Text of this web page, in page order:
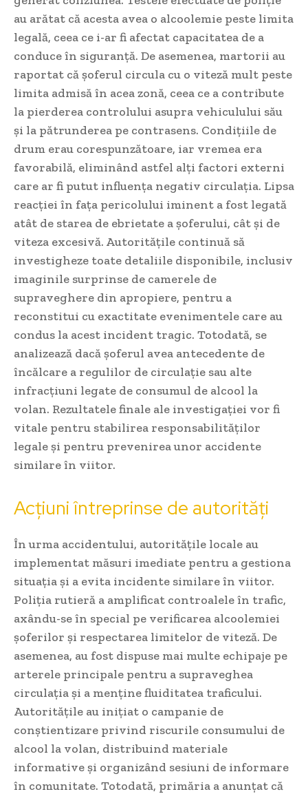
au arătat că acesta avea o alcoolemie peste limita
legală, ceea ce i-ar fi afectat capacitatea de a
conduce în siguranță. De asemenea, martorii au
raportat că șoferul circula cu o viteză mult peste
limita admisă în acea zonă, ceea ce a contribute
la pierderea controlului asupra vehiculului său
și la pătrunderea pe contrasens. Condițiile de
drum erau corespunzătoare, iar vremea era
favorabilă, eliminând astfel alți factori externi
care ar fi putut influența negativ circulația. Lipsa
reacției în fața pericolului iminent a fost legată
atât de starea de ebrietate a șoferului, cât și de
viteza excesivă. Autoritățile continuă să
investigheze toate detaliile disponibile, inclusiv
imaginile surprinse de camerele de
supraveghere din apropiere, pentru a
reconstitui cu exactitate evenimentele care au
condus la acest incident tragic. Totodată, se
analizează dacă șoferul avea antecedente de
încălcare a regulilor de circulație sau alte
infracțiuni legate de consumul de alcool la
volan. Rezultatele finale ale investigației vor fi
vitale pentru stabilirea responsabilităților
legale și pentru prevenirea unor accidente
similare în viitor.
Acțiuni întreprinse de autorități
În urma accidentului, autoritățile locale au
implementat măsuri imediate pentru a gestiona
situația și a evita incidente similare în viitor.
Poliția rutieră a amplificat controalele în trafic,
axându-se în special pe verificarea alcoolemiei
șoferilor și respectarea limitelor de viteză. De
asemenea, au fost dispuse mai multe echipaje pe
arterele principale pentru a supraveghea
circulația și a menține fluiditatea traficului.
Autoritățile au inițiat o campanie de
conștientizare privind riscurile consumului de
alcool la volan, distribuind materiale
informative și organizând sesiuni de informare
în comunitate. Totodată, primăria a anunțat că